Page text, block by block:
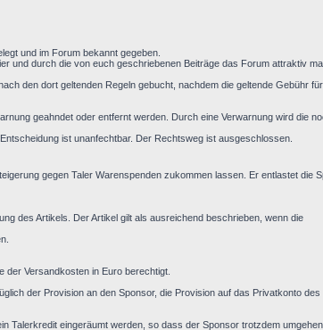
und im Forum bekannt gegeben.
und durch die von euch geschriebenen Beiträge das Forum attraktiv
den dort geltenden Regeln gebucht, nachdem die geltende Gebühr
geahndet oder entfernt werden. Durch eine Verwarnung wird die
ist unanfechtbar. Der Rechtsweg ist ausgeschlossen.
gegen Taler Warenspenden zukommen lassen. Er entlastet die
des Artikels. Der Artikel gilt als ausreichend beschrieben, wenn die
der Versandkosten in Euro berechtigt.
der Provision an den Sponsor, die Provision auf das Privatkonto des
Talerkredit eingeräumt werden, so dass der Sponsor trotzdem